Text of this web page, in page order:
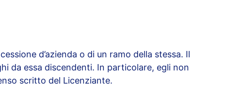
d’azienda o di un ramo della stessa. Il
da essa discendenti. In particolare, egli non
scritto del Licenziante.